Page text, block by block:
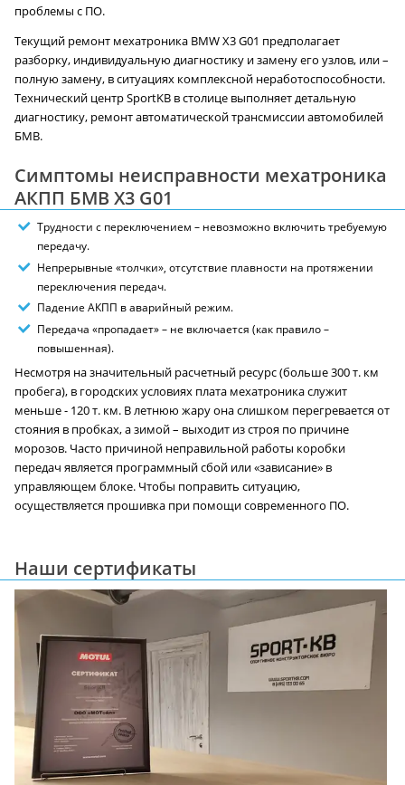
проблемы с ПО.
Текущий ремонт мехатроника BMW X3 G01 предполагает
разборку, индивидуальную диагностику и замену его узлов, или –
полную замену, в ситуациях комплексной неработоспособности.
Технический центр SportKB в столице выполняет детальную
диагностику, ремонт автоматической трансмиссии автомобилей
БМВ.
Симптомы неисправности мехатроника
АКПП БМВ X3 G01
Трудности с переключением – невозможно включить требуемую
передачу.
Непрерывные «толчки», отсутствие плавности на протяжении
переключения передач.
Падение АКПП в аварийный режим.
Передача «пропадает» – не включается (как правило –
повышенная).
Несмотря на значительный расчетный ресурс (больше 300 т. км
пробега), в городских условиях плата мехатроника служит
меньше - 120 т. км. В летнюю жару она слишком перегревается от
стояния в пробках, а зимой – выходит из строя по причине
морозов. Часто причиной неправильной работы коробки
передач является программный сбой или «зависание» в
управляющем блоке. Чтобы поправить ситуацию,
осуществляется прошивка при помощи современного ПО.
Наши сертификаты